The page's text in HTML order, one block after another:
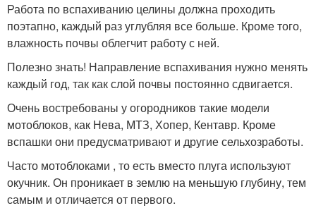
Работа по вспахиванию целины должна проходить
поэтапно, каждый раз углубляя все больше. Кроме того,
влажность почвы облегчит работу с ней.
Полезно знать! Направление вспахивания нужно менять
каждый год, так как слой почвы постоянно сдвигается.
Очень востребованы у огородников такие модели
мотоблоков, как Нева, МТЗ, Хопер, Кентавр. Кроме
вспашки они предусматривают и другие сельхозработы.
Часто мотоблоками , то есть вместо плуга используют
окучник. Он проникает в землю на меньшую глубину, тем
самым и отличается от первого.